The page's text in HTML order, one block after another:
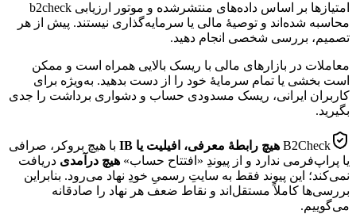
امتیازها بر اساس داده‌های منتشرشده و موتور ارزیابی b2check
محاسبه شده‌اند و توصیهٔ مالی یا سرمایه‌گذاری نیستند. پیش از هر
تصمیم، بررسی شخصی انجام دهید.
معاملات در بازارهای مالی با ریسک بالایی همراه است و ممکن
است بخشی یا تمام سرمایهٔ خود را از دست بدهید. به‌ویژه برای
کاربران ایرانی، ریسک مسدودی حساب و دشواری برداشت را جدی
بگیرید.
B2Check هیچ رابطهٔ معرفی، افیلیت یا IB
با هیچ بروکر، صرافی
یا پراپ‌فرمی ندارد و از پیوندِ «افتتاح حساب» هیچ درآمدی دریافت
نمی‌کند؛ این پیوند فقط به سایتِ رسمیِ خودِ نهاد می‌رود. بنابراین
بررسی‌ها کاملاً مستقل‌اند و نقاط ضعف هر نهاد را صادقانه
می‌گوییم.